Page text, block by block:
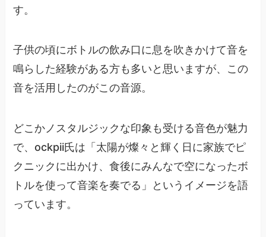
す。
子供の頃にボトルの飲み口に息を吹きかけて音を
鳴らした経験がある方も多いと思いますが、この
音を活用したのがこの音源。
どこかノスタルジックな印象も受ける音色が魅力
で、ockpii氏は「太陽が燦々と輝く日に家族でピ
クニックに出かけ、食後にみんなで空になったボ
トルを使って音楽を奏でる」というイメージを語
っています。